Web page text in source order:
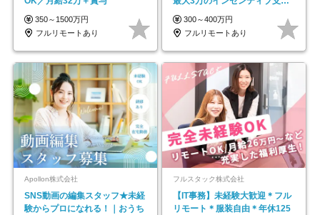
350～1500万円
フルリモートあり
平均年齢33歳
300～400万円
フルリモートあり
Apollon株式会社
SNS動画の編集スタッフ★未経
験からプロになれる！｜おうち
フルスタック株式会社
【IT事務】未経験大歓迎＊フル
リモート＊服装自由＊年休125